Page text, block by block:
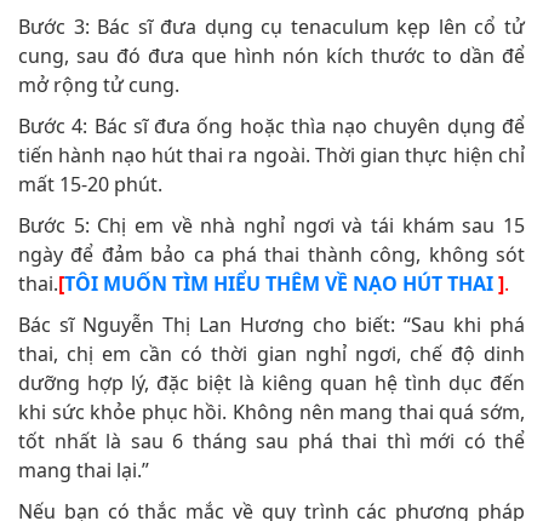
Bước 3: Bác sĩ đưa dụng cụ tenaculum kẹp lên cổ tử
cung, sau đó đưa que hình nón kích thước to dần để
mở rộng tử cung.
Bước 4: Bác sĩ đưa ống hoặc thìa nạo chuyên dụng để
tiến hành nạo hút thai ra ngoài. Thời gian thực hiện chỉ
mất 15-20 phút.
Bước 5: Chị em về nhà nghỉ ngơi và tái khám sau 15
ngày để đảm bảo ca phá thai thành công, không sót
thai.[TÔI MUỐN TÌM HIỂU THÊM VỀ NẠO HÚT THAI].
Bác sĩ Nguyễn Thị Lan Hương cho biết: “Sau khi phá
thai, chị em cần có thời gian nghỉ ngơi, chế độ dinh
dưỡng hợp lý, đặc biệt là kiêng quan hệ tình dục đến
khi sức khỏe phục hồi. Không nên mang thai quá sớm,
tốt nhất là sau 6 tháng sau phá thai thì mới có thể
mang thai lại.”
Nếu bạn có thắc mắc về quy trình các phương pháp